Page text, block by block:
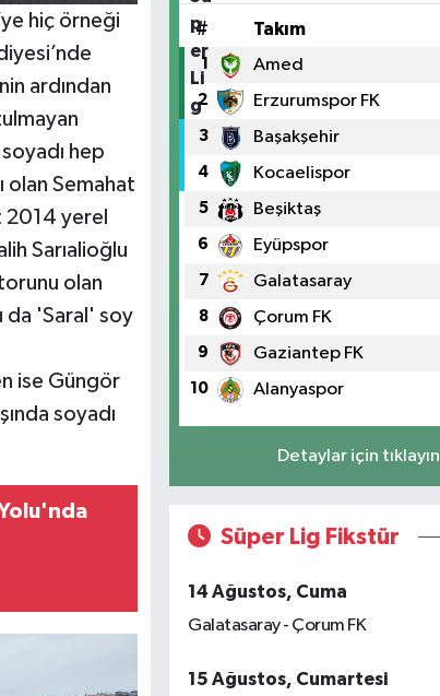
hiç örneği
ardından
hep
olan Semahat
2014 yerel
Sarıalioğlu
olan
da 'Saral' soy
ise Güngör
soyadı
# Takım
1 Amed
2 Erzurumspor FK
3 Başakşehir
4 Kocaelispor
5 Beşiktaş
6 Eyüpspor
7 Galatasaray
8 Çorum FK
9 Gaziantep FK
10 Alanyaspor
Detaylar için tıklayın
Süper Lig Fikstür
14 Ağustos, Cuma
Galatasaray - Çorum FK
15 Ağustos, Cumartesi